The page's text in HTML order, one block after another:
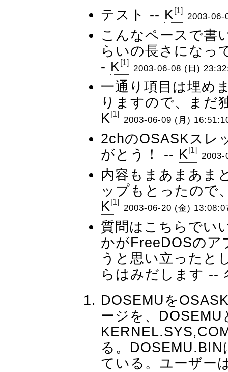
テスト -- K [1]
2003-
こんなペースで書
らいの長さになっ
- K [1]
2003-06-08 (日)
一通り項目は埋め
りますので、まだ
K[1]
2003-06-09 (月)
2chのOSASKスレ
がとう！ -- K [1]
2003-
内容もまあまあま
ップもとったので
K [1]
2003-06-20 (金)
質問はこちらでい
かがFreeDOSのア
うと思い立ったと
らはみだします --
DOSEMUを
ージを、
る。
ている。ユーザー